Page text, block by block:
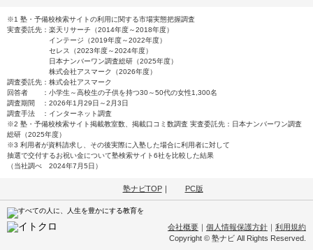
※1 塾・予備校検索サイトの利用に関する市場実態把握調査
実査委託先：楽天リサーチ（2014年度～2018年度）
インテージ（2019年度～2022年度）
セレス（2023年度～2024年度）
日本ナンバーワン調査総研（2025年度）
株式会社アスマーク（2026年度）
調査委託先：株式会社アスマーク
回答者 ：小学生～高校生の子供を持つ30～50代の女性1,300名
調査期間 ：2026年1月29日～2月3日
調査手法 ：インターネット調査
※2 塾・予備校検索サイト掲載教室数、掲載口コミ数調査 実査委託先：日本ナンバーワン調査
総研（2025年度）
※3 利用者が資料請求し、その後実際に入塾した場合に利用者に対して
抽選で交付するお祝い金について塾検索サイト6社を比較した結果
（当社調べ 2024年7月5日）
塾ナビTOP｜ PC版
会社概要 ｜ 個人情報保護方針 ｜ 利用規約
Copyright © 塾ナビ All Rights Reserved.